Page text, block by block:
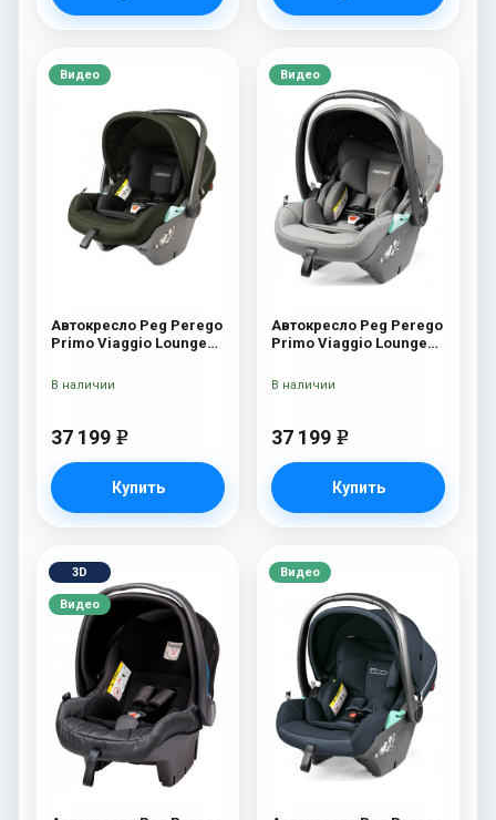
Видео
Автокресло Peg Perego
Primo Viaggio Lounge
37 199 e
Купить
В наличии
Видео
Автокресло Peg Perego
Primo Viaggio Lounge
37 199 e
Купить
В наличии
3D
Видео
Видео